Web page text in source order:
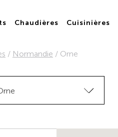
Chaudières Cuisinières
/ Normandie / Orne